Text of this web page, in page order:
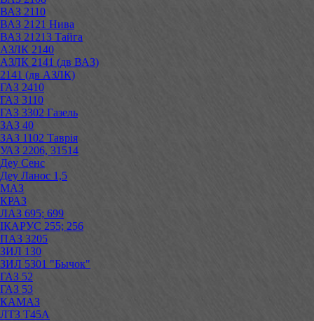
ВАЗ 2110
ВАЗ 2121 Нива
ВАЗ 21213 Тайга
АЗЛК 2140
АЗЛК 2141 (дв ВАЗ)
2141 (дв АЗЛК)
ГАЗ 2410
ГАЗ 3110
ГАЗ 3302 Газель
ЗАЗ 40
ЗАЗ 1102 Таврія
УАЗ 2206, 31514
Деу Сенс
Деу Ланос 1,5
МАЗ
КРАЗ
ЛАЗ 695; 699
ІКАРУС 255; 256
ПАЗ 3205
ЗИЛ 130
ЗИЛ 5301 "Бычок"
ГАЗ 52
ГАЗ 53
КАМАЗ
ЛТЗ Т45А